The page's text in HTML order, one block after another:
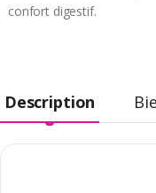
confort digestif.
Description